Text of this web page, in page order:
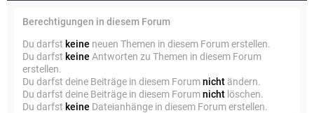
Berechtigungen in diesem Forum
Du darfst keine neuen Themen in diesem Forum erstellen.
Du darfst keine Antworten zu Themen in diesem Forum
erstellen.
Du darfst deine Beiträge in diesem Forumnicht ändern.
Du darfst deine Beiträge in diesem Forumnicht löschen.
Du darfst keine Dateianhänge in diesem Forum erstellen.